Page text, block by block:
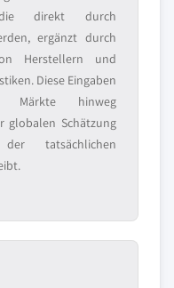
die direkt durch
ergänzt durch
Herstellern und
Diese Eingaben
Märkte hinweg
globalen Schätzung
tatsächlichen